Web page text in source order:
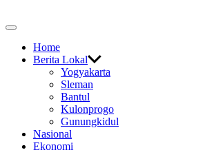
to
Off
CanvasHome
Berita Lokal
Yogyakarta
Sleman
Bantul
Kulonprogo
Gunungkidul
Nasional
Ekonomi